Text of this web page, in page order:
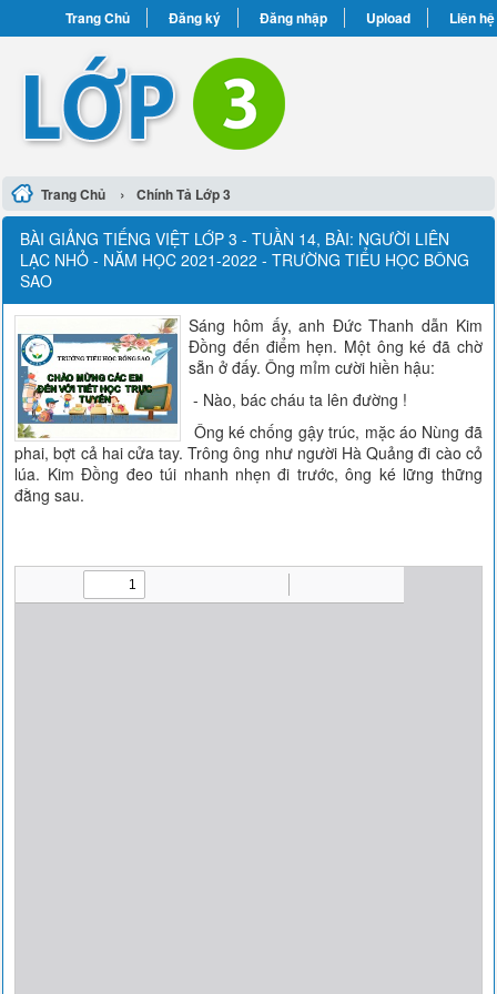
Trang Chủ Đăng ký Đăng nhập Upload Liên hệ
Trang Chủ › Chính Tả Lớp 3
BÀI GIẢNG TIẾNG VIỆT LỚP 3 - TUẦN 14, BÀI: NGƯỜI LIÊN
LẠC NHỎ - NĂM HỌC 2021-2022 - TRƯỜNG TIỂU HỌC BÔNG
SAO
Sáng hôm ấy, anh Đức Thanh dẫn Kim
Đồng đến điểm hẹn. Một ông ké đã chờ
sẵn ở đấy. Ông mỉm cười hiền hậu:
- Nào, bác cháu ta lên đường !
Ông ké chống gậy trúc, mặc áo Nùng đã
phai, bợt cả hai cửa tay. Trông ông như người Hà Quảng đi cào cỏ
lúa. Kim Đồng đeo túi nhanh nhẹn đi trước, ông ké lững thững
đằng sau.